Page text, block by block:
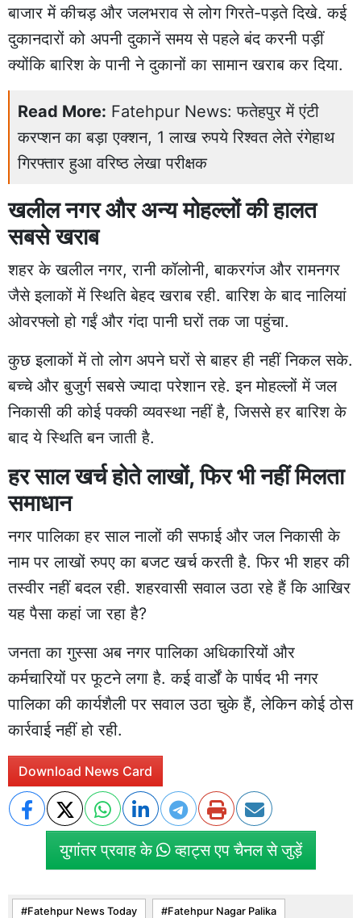
बाजार में कीचड़ और जलभराव से लोग गिरते-पड़ते दिखे. कई
दुकानदारों को अपनी दुकानें समय से पहले बंद करनी पड़ीं
क्योंकि बारिश के पानी ने दुकानों का सामान खराब कर दिया.
Read More: Fatehpur News: फतेहपुर में एंटी
करप्शन का बड़ा एक्शन, 1 लाख रुपये रिश्वत लेते रंगेहाथ
गिरफ्तार हुआ वरिष्ठ लेखा परीक्षक
खलील नगर और अन्य मोहल्लों की हालत
सबसे खराब
शहर के खलील नगर, रानी कॉलोनी, बाकरगंज और रामनगर
जैसे इलाकों में स्थिति बेहद खराब रही. बारिश के बाद नालियां
ओवरफ्लो हो गईं और गंदा पानी घरों तक जा पहुंचा.
कुछ इलाकों में तो लोग अपने घरों से बाहर ही नहीं निकल सके.
बच्चे और बुजुर्ग सबसे ज्यादा परेशान रहे. इन मोहल्लों में जल
निकासी की कोई पक्की व्यवस्था नहीं है, जिससे हर बारिश के
बाद ये स्थिति बन जाती है.
हर साल खर्च होते लाखों, फिर भी नहीं मिलता
समाधान
नगर पालिका हर साल नालों की सफाई और जल निकासी के
नाम पर लाखों रुपए का बजट खर्च करती है. फिर भी शहर की
तस्वीर नहीं बदल रही. शहरवासी सवाल उठा रहे हैं कि आखिर
यह पैसा कहां जा रहा है?
जनता का गुस्सा अब नगर पालिका अधिकारियों और
कर्मचारियों पर फूटने लगा है. कई वार्डों के पार्षद भी नगर
पालिका की कार्यशैली पर सवाल उठा चुके हैं, लेकिन कोई ठोस
कार्रवाई नहीं हो रही.
Download News Card
युगांतर प्रवाह के व्हाट्स एप चैनल से जुड़ें
Fatehpur News Today Fatehpur Nagar Palika